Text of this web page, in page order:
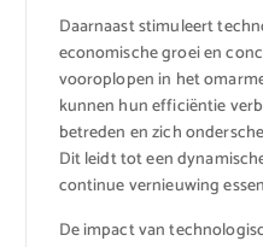
Daarnaast stimuleert
economische groei en
vooroplopen in het
kunnen hun efficiëntie
betreden en zich
Dit leidt tot een
continue vernieuwing
De impact van